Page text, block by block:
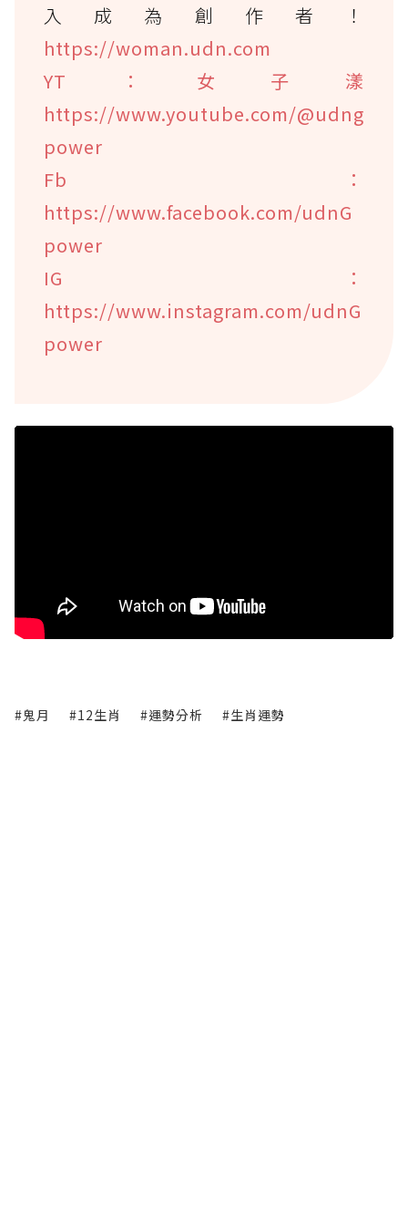
入成為創作者！
https://woman.udn.com
YT：女子漾
https://www.youtube.com/@udng
power
Fb：
https://www.facebook.com/udnG
power
IG：
https://www.instagram.com/udnG
power
#鬼月 #12生肖 #運勢分析 #生肖運勢